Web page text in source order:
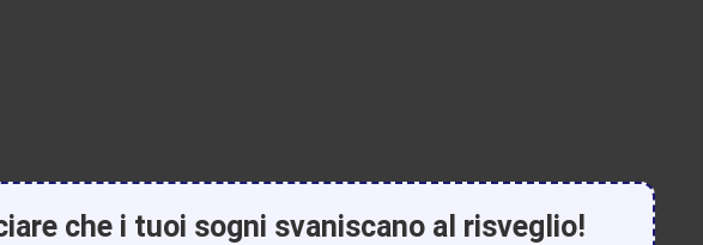
che i tuoi sogni svaniscano al risveglio!